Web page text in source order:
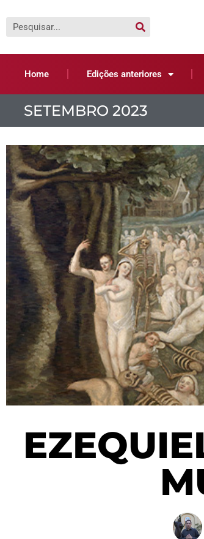
Home Edições anteriores
SETEMBRO 2023